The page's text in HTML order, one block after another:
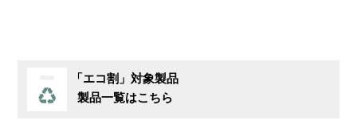
「エコ割」対象製品
製品一覧はこちら